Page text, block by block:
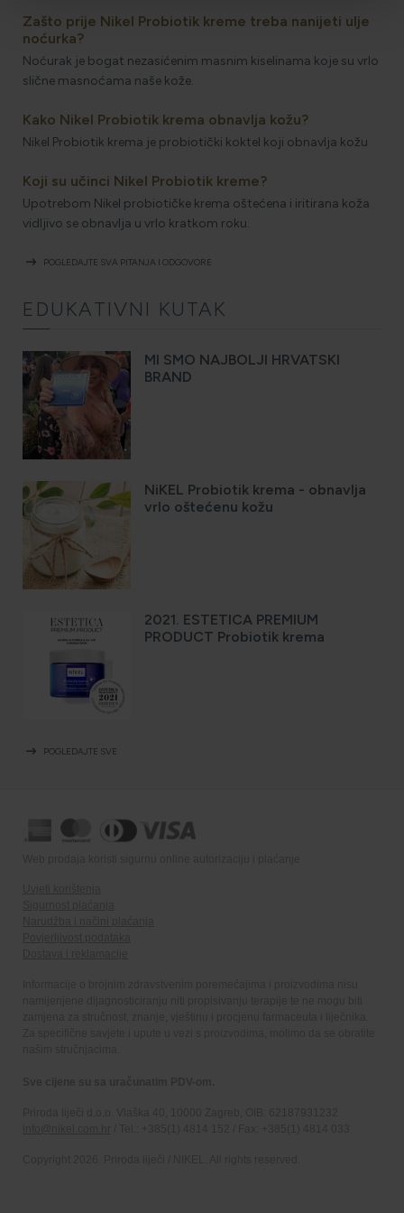
Zašto prije Nikel Probiotik kreme treba nanijeti ulje
noćurka?
Noćurak je bogat nezasićenim masnim kiselinama koje su vrlo
slične masnoćama naše kože.
Kako Nikel Probiotik krema obnavlja kožu?
Nikel Probiotik krema je probiotički koktel koji obnavlja kožu
Koji su učinci Nikel Probiotik kreme?
Upotrebom Nikel probiotičke krema oštećena i iritirana koža
vidljivo se obnavlja u vrlo kratkom roku.
arrow_right_alt POGLEDAJTE SVA PITANJA I ODGOVORE
EDUKATIVNI KUTAK
MI SMO NAJBOLJI HRVATSKI
BRAND
NiKEL Probiotik krema - obnavlja
vrlo oštećenu kožu
2021. ESTETICA PREMIUM
PRODUCT Probiotik krema
arrow_right_alt POGLEDAJTE SVE